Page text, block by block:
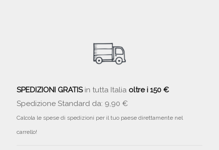
SPEDIZIONI GRATISin tutta Italia oltre i 150 €
Spedizione Standard da: 9,90 €
Calcola le spese di spedizioni per il tuo paese direttamente nel
carrello!